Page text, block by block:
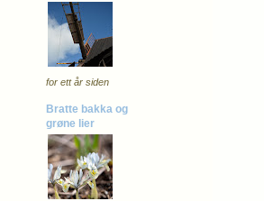
for ett år siden
Bratte bakka og
grøne lier